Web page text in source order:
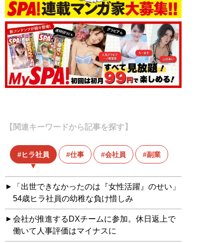
【関連キーワードから記事を探す】
ヒラ社員 仕事 会社員 副業
「出世できなかったのは『女性活躍』のせい」
54歳ヒラ社員の幼稚な負け惜しみ
会社が推進するDXチームに参加。休日返上で
働いて人事評価はマイナスに